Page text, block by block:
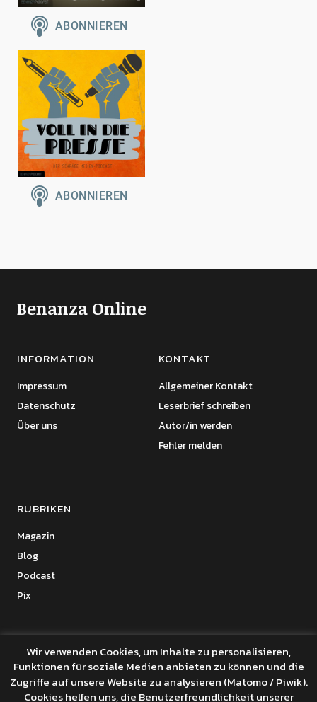
Benanza Online
INFORMATION
Impressum
Datenschutz
Über uns
KONTAKT
Allgemeiner Kontakt
Leserbrief schreiben
Autor/in werden
Fehler melden
RUBRIKEN
Magazin
Blog
Podcast
Pix
Copyright © 2026 Benanza Online
Datenschutz
Wir verwenden Cookies, um Inhalte zu personalisieren,
Funktionen für soziale Medien anbieten zu können und die
Zugriffe auf unsere Website zu analysieren (Matomo / Piwik).
Cookies helfen uns, die Benutzerfreundlichkeit unserer